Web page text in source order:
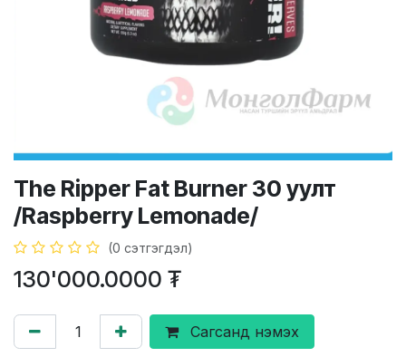
The Ripper Fat Burner 30 уулт
/Raspberry Lemonade/
(0 сэтгэгдэл)
130'000.0000 ₮
Сагсанд нэмэх